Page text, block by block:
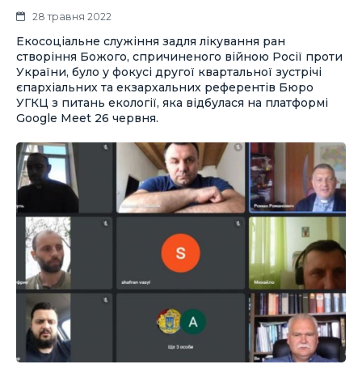
28 травня 2022
Екосоціальне служіння задля лікування ран
створіння Божого, спричиненого війною Росії проти
України, було у фокусі другої квартальної зустрічі
єпархіальних та екзархальних референтів Бюро
УГКЦ з питань екології, яка відбулася на платформі
Google Meet 26 червня.